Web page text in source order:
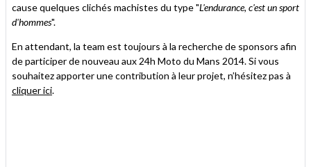
cause quelques clichés machistes du type "L'endurance, c'est un sport
d'hommes".
En attendant, la team est toujours à la recherche de sponsors afin
de participer de nouveau aux 24h Moto du Mans 2014. Si vous
souhaitez apporter une contribution à leur projet, n’hésitez pas à
cliquer ici.